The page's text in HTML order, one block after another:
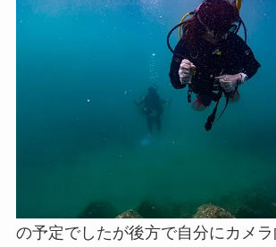
の予定でしたが後方で自分にカメラ